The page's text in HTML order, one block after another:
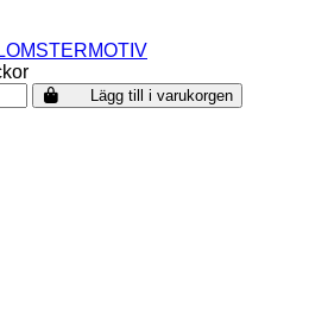
Lägg till i varukorgen